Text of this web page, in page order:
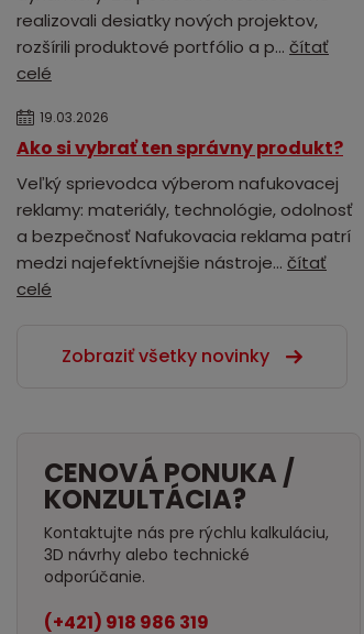
realizovali desiatky nových projektov,
rozšírili produktové portfólio a p... čítať
celé
19.03.2026
Ako si vybrať ten správny produkt?
Veľký sprievodca výberom nafukovacej
reklamy: materiály, technológie, odolnosť
a bezpečnosť Nafukovacia reklama patrí
medzi najefektívnejšie nástroje... čítať
celé
Zobraziť všetky novinky
CENOVÁ PONUKA /
KONZULTÁCIA?
Kontaktujte nás pre rýchlu kalkuláciu,
3D návrhy alebo technické
odporúčanie.
(+421) 918 986 319